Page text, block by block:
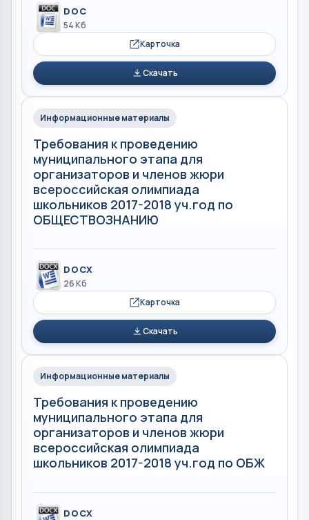
DOC
54 Кб
Карточка
Скачать
Информационные материалы
Требования к проведению
муниципального этапа для
организаторов и членов жюри
всероссийская олимпиада
школьников 2017-2018 уч.год по
ОБЩЕСТВОЗНАНИЮ
DOCX
26 Кб
Карточка
Скачать
Информационные материалы
Требования к проведению
муниципального этапа для
организаторов и членов жюри
всероссийская олимпиада
школьников 2017-2018 уч.год по ОБЖ
DOCX